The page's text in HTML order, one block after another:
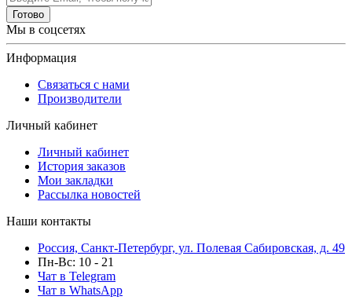
Готово
Мы в соцсетях
Информация
Связаться с нами
Производители
Личный кабинет
Личный кабинет
История заказов
Мои закладки
Рассылка новостей
Наши контакты
Россия, Санкт-Петербург, ул. Полевая Сабировская, д. 49
Пн-Вс: 10 - 21
Чат в Telegram
Чат в WhatsApp